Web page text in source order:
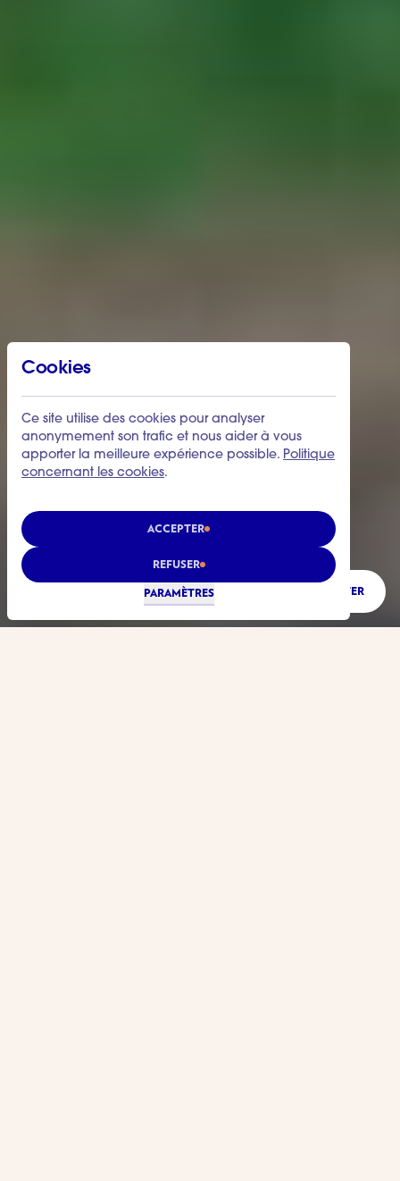
Cookies
Ce site utilise des cookies pour analyser
anonymement son trafic et nous aider à vous
apporter la meilleure expérience possible. Politique
concernant les cookies.
ACCEPTER
REFUSER
PARAMÈTRES ÉCOUTER